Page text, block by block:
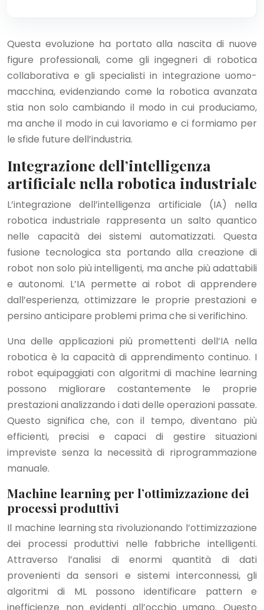
Questa evoluzione ha portato alla nascita di nuove
figure professionali, come gli ingegneri di robotica
collaborativa e gli specialisti in integrazione uomo-
macchina, evidenziando come la robotica avanzata
stia non solo cambiando il modo in cui produciamo,
ma anche il modo in cui lavoriamo e ci formiamo per
le sfide future dell’industria.
Integrazione dell’intelligenza
artificiale nella robotica industriale
L’integrazione dell’intelligenza artificiale (IA) nella
robotica industriale rappresenta un salto quantico
nelle capacità dei sistemi automatizzati. Questa
fusione tecnologica sta portando alla creazione di
robot non solo più intelligenti, ma anche più adattabili
e autonomi. L’IA permette ai robot di apprendere
dall’esperienza, ottimizzare le proprie prestazioni e
persino anticipare problemi prima che si verifichino.
Una delle applicazioni più promettenti dell’IA nella
robotica è la capacità di apprendimento continuo. I
robot equipaggiati con algoritmi di machine learning
possono migliorare costantemente le proprie
prestazioni analizzando i dati delle operazioni passate.
Questo significa che, con il tempo, diventano più
efficienti, precisi e capaci di gestire situazioni
impreviste senza la necessità di riprogrammazione
manuale.
Machine learning per l’ottimizzazione dei
processi produttivi
Il machine learning sta rivoluzionando l’ottimizzazione
dei processi produttivi nelle fabbriche intelligenti.
Attraverso l’analisi di enormi quantità di dati
provenienti da sensori e sistemi interconnessi, gli
algoritmi di ML possono identificare pattern e
inefficienze non evidenti all’occhio umano. Questo